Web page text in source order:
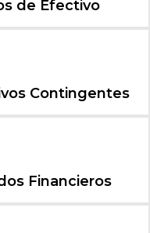
de Efectivo
Contingentes
Financieros